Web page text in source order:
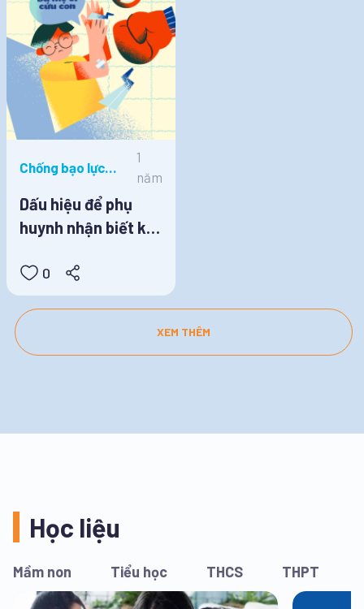
Chống bạo lực
tức
1
năm
Dấu hiệu để phụ
huynh nhận biết khi
đường
0
XEM THÊM
Học liệu
Mầm non Tiểu học THCS THPT